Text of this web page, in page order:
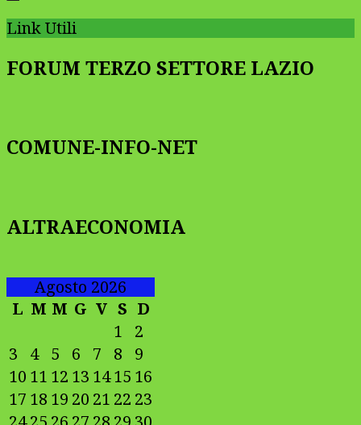
Link Utili
FORUM TERZO SETTORE LAZIO
COMUNE-INFO-NET
ALTRAECONOMIA
Agosto 2026
L M M G V S D
1
2
3
4 5 6 7 8
9
10 11 12 13 14 15 16
17 18 19 20 21 22 23